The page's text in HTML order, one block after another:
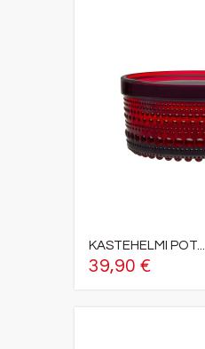
KASTEHELMI POT...
39,90 €